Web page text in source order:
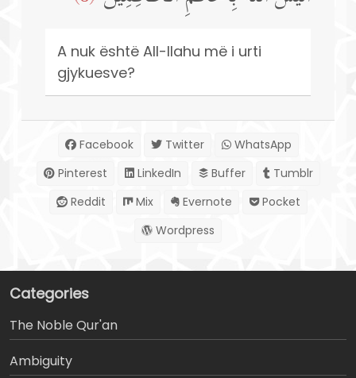
A nuk është All-llahu më i urti
gjykuesve?
Facebook Twitter
WhatsApp
Pinterest
LinkedIn Buffer
Tumblr
Reddit
Mix Evernote
Pocket
Wordpress
Categories
The Noble Qur'an
Ambiguity